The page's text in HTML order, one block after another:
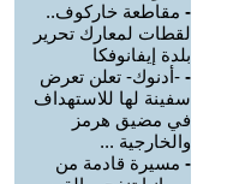
- مقاطعة خاركوف..
لقطات لمعارك تحرير
بلدة إيفانوفكا
- -أدنوك- تعلن تعرض
سفينة لها للاستهداف
في مضيق هرمز
والخارجية ...
- مسيرة قادمة من